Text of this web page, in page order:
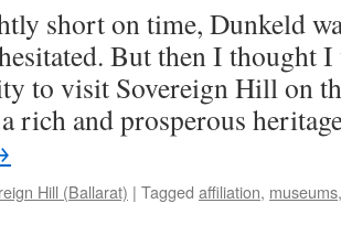
short on time, Dunkeld
But then I thought I
to visit Sovereign Hill on
rich and prosperous
Hill (Ballarat) | Tagged affiliation, museums